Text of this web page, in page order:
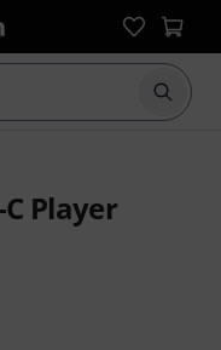
Suche
Player
Kundenbewertungen